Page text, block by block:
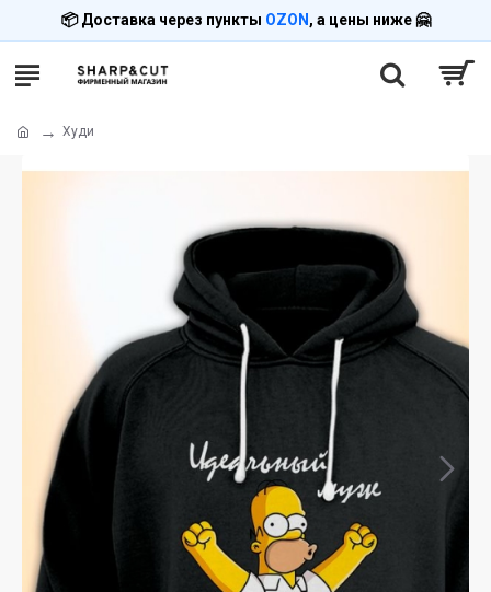
📦 Доставка через пункты OZON , а цены ниже 🤗
Худи